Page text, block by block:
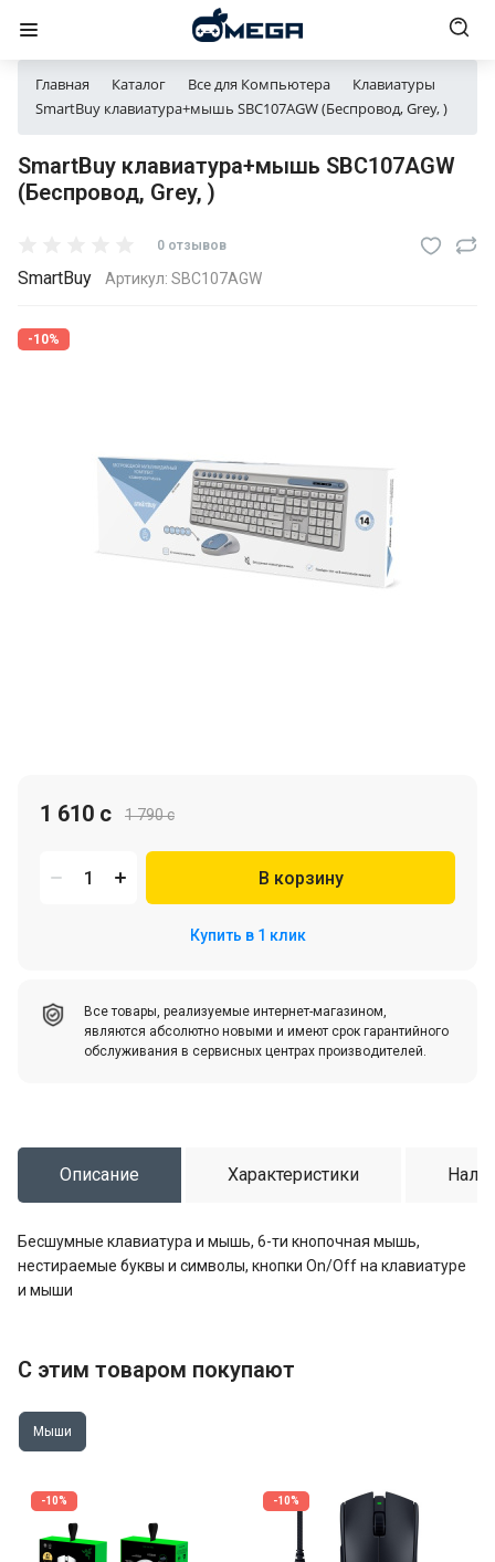
Главная Каталог Все для Компьютера
Клавиатуры
SmartBuy клавиатура+мышь SBC107AGW (Беспровод, Grey, )
SmartBuy клавиатура+мышь SBC107AGW
(Беспровод, Grey, )
0 отзывов
SmartBuy Артикул: SBC107AGW
-10%
1 790 c
1 610 c
В корзину
Купить в 1 клик
Все товары, реализуемые интернет-магазином,
являются абсолютно новыми и имеют срок гарантийного
обслуживания в сервисных центрах производителей.
Описание Характеристики
Бесшумные клавиатура и мышь, 6-ти кнопочная мышь,
нестираемые буквы и символы, кнопки On/Off на клавиатуре
и мыши
С этим товаром покупают
Мыши
-10% -10%